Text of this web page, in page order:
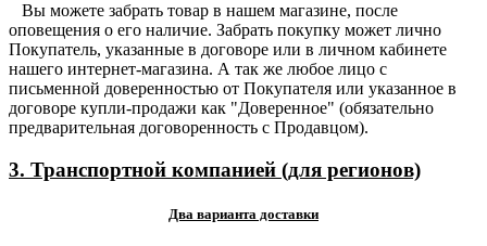
Вы можете забрать товар в нашем магазине, после
оповещения о его наличие. Забрать покупку может лично
Покупатель, указанные в договоре или в личном кабинете
нашего интернет-магазина. А так же любое лицо с
письменной доверенностью от Покупателя или указанное в
договоре купли-продажи как "Доверенное" (обязательно
предварительная договоренность с Продавцом).
3. Транспортной компанией (для регионов)
Два варианта доставки